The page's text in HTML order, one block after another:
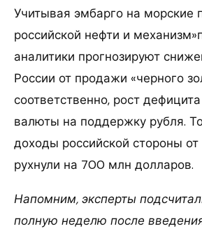
Учитывая эмбарго на морские
российской нефти и
аналитики прогнозируют
России от продажи «черного
соответственно, рост
валюты на поддержку рубля.
доходы российской стороны от
рухнули на 700 млн долларов.
Напомним, эксперты
полную неделю после